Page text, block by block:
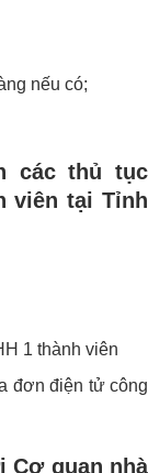
nếu có;
các thủ tục
viên tại Tỉnh
1 thành viên
đơn điện tử công
Cơ quan nhà